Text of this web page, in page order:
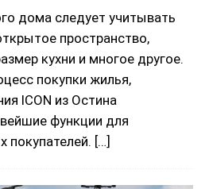
дома следует учитывать
пространство,
кухни и многое другое.
покупки жилья,
ICON из Остина
функции для
покупателей. […]